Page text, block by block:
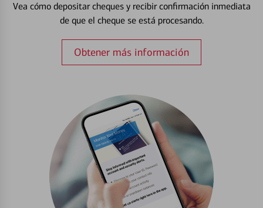
Vea cómo depositar cheques y recibir confirmación inmediata
de que el cheque se está procesando.
Obtener más información